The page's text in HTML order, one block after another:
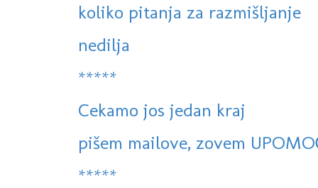
koliko pitanja za razmišljanje
nedilja
*****
Cekamo jos jedan kraj
pišem mailove, zovem
*****